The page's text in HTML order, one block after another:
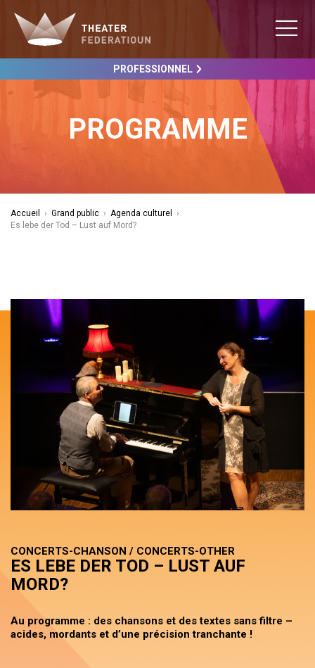
PROFESSIONNEL
PROGRAMME
Accueil › Grand public › Agenda culturel
›
Es lebe der Tod – Lust auf Mord?
CONCERTS-CHANSON / CONCERTS-OTHER
ES LEBE DER TOD – LUST AUF
MORD?
Au programme : des chansons et des textes sans filtre –
acides, mordants et d’une précision tranchante !